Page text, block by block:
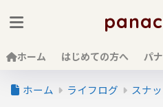
ホーム はじめての方へ パ
ホーム ライフログ スナ